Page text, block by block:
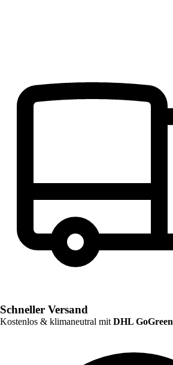
Schneller Versand
Kostenlos & klimaneutral mit DHL GoGreen